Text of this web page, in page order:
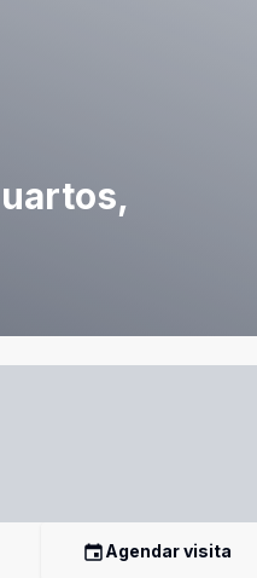
Agendar visita